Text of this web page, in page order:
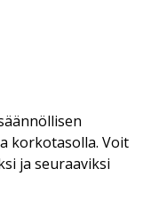
korkotasolla. Voit
ja seuraaviksi